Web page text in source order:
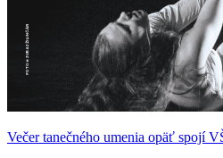
Večer tanečného umenia opäť spojí